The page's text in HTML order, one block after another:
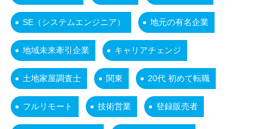
SE（システムエンジニア） 地元の有名企業
地域未来牽引企業 キャリアチェンジ
土地家屋調査士 関東 20代 初めて転職
フルリモート 技術営業 登録販売者